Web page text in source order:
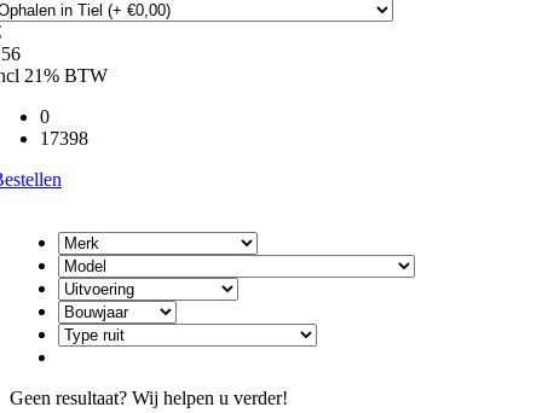
21% BTW
0
17398
Geen resultaat? Wij helpen u verder!